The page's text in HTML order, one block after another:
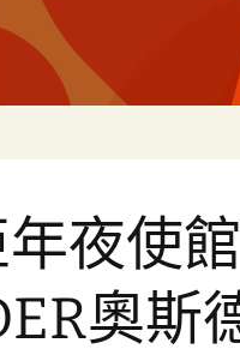
夜使
奧斯